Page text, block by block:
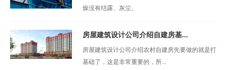
燥没有结露、灰尘。
房屋建筑设计公司介绍自建房基...
房屋建筑设计公司介绍农村自建房先要做的就是打
基础了，这是非常重要的，所...